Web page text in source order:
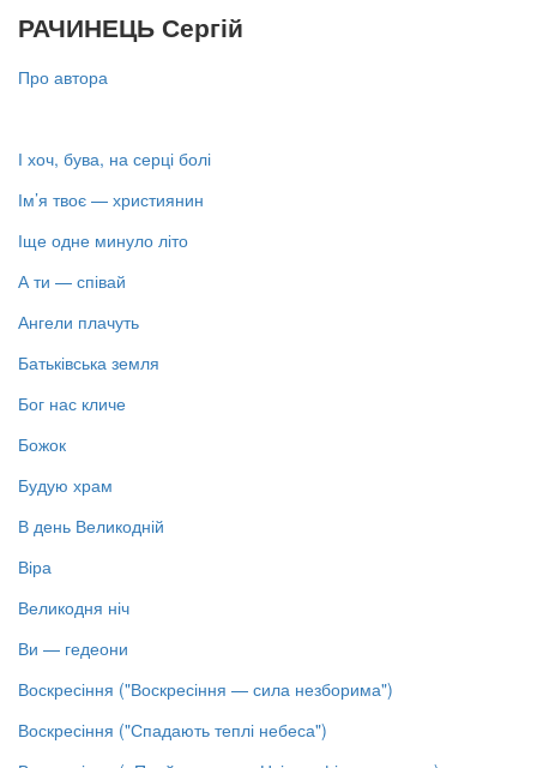
РАЧИНЕЦЬ Сергій
Про автора
І хоч, бува, на серці болі
Ім’я твоє — християнин
Іще одне минуло літо
А ти — співай
Ангели плачуть
Батьківська земля
Бог нас кличе
Божок
Будую храм
В день Великодній
Віра
Великодня ніч
Ви — гедеони
Воскресіння ("Воскресіння — сила незборима")
Воскресіння ("Спадають теплі небеса")